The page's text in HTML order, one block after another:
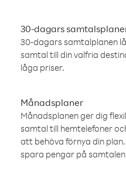
30-dagars
30-dagars samtalplanen
samtal till din valfria
låga priser.
Månadsplaner
Månadsplanen ger dig
samtal till hemtelefoner
att behöva förnya din
spara pengar på